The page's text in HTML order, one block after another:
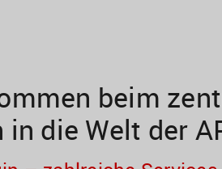
beim
in die Welt der